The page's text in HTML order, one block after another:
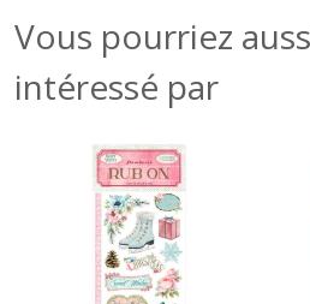
Vous pourriez
intéressé par